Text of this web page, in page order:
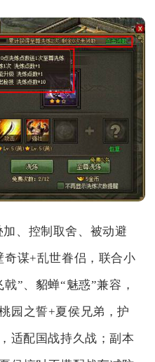
、控制取舍、被动避
奇谋+乱世眷侣，联合小
”、貂蝉“魅惑”兼容，
园之誓+夏侯兄弟，护
适配国战持久战；副本